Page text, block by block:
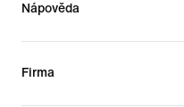
Nápověda
Firma